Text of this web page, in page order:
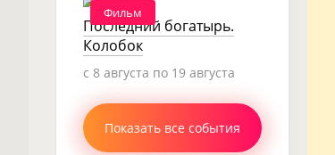
Фильм
Последний богатырь.
Колобок
c 8 августа по 19 августа
Показать все события